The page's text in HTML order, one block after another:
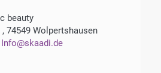
beauty
74549 Wolpertshausen
Info@skaadi.de